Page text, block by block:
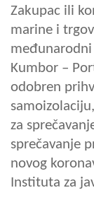
Zakupac ili
marine i
međunarodni
Kumbor –
odobren
za
sprečavanje
novog
Instituta za